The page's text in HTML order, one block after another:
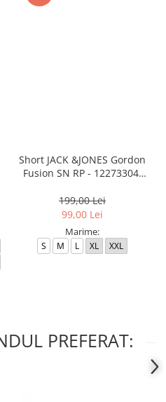
Short JACK &JONES Gordon
Fusion SN RP - 12273304-
199,00 Lei
99,00 Lei
Marime:
S M L XL XXL
PREFERAT: